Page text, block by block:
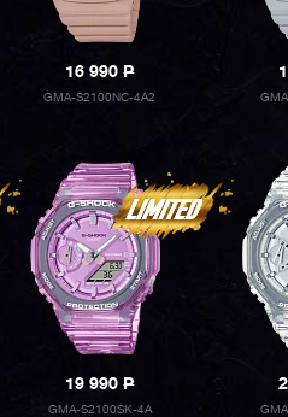
16 990P
GMA-S2100NC-4A2
19 990P
GMA-S2100SK-4A